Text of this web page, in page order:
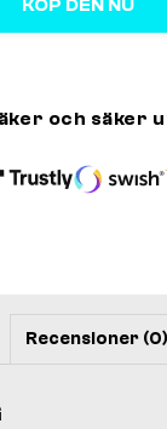
KÖP DEN NU
och säker
Recensioner (0)